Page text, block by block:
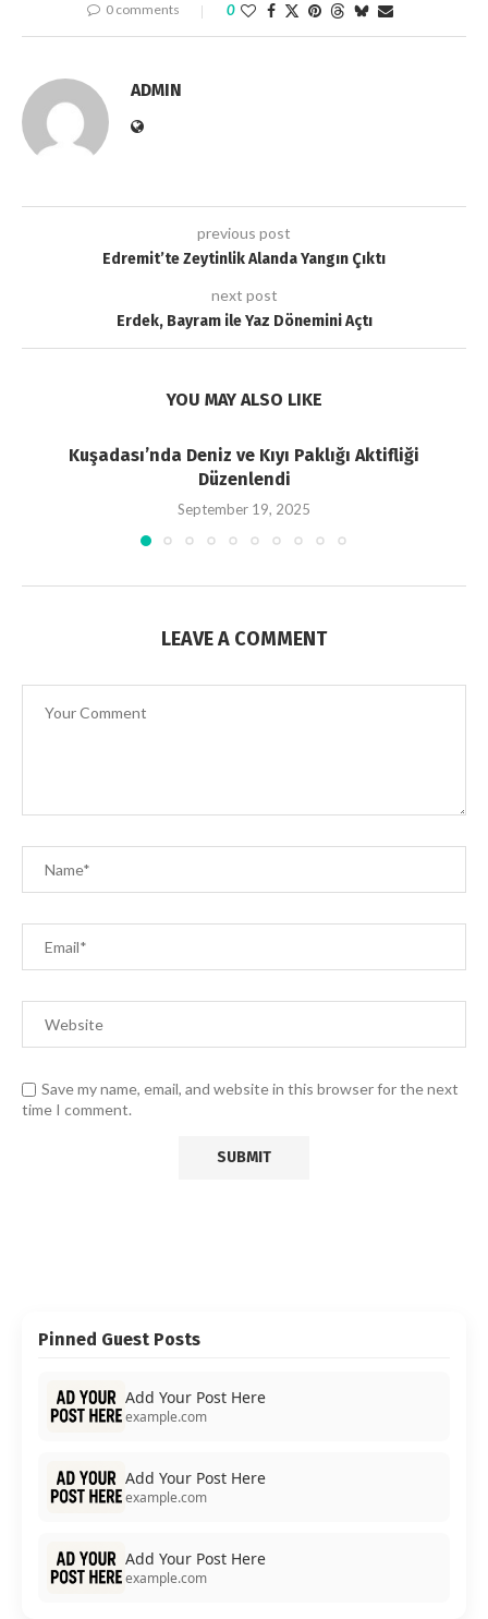
0 comments 0
ADMIN
previous post
Edremit’te Zeytinlik Alanda Yangın Çıktı
next post
Erdek, Bayram ile Yaz Dönemini Açtı
YOU MAY ALSO LIKE
Kuşadası’nda Deniz ve Kıyı Paklığı Aktifliği
Düzenlendi
September 19, 2025
LEAVE A COMMENT
Save my name, email, and website in this browser for the next
time I comment.
Pinned Guest Posts
Add Your Post Here
example.com
Add Your Post Here
example.com
Add Your Post Here
example.com